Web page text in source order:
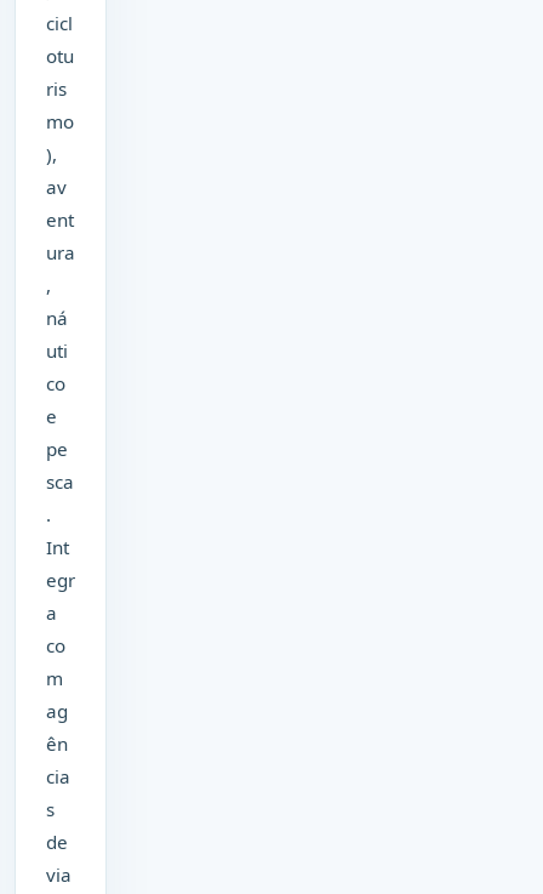
cicl
otu
ris
mo
),
av
ent
ura
,
ná
uti
co
e
pe
sca
.
Int
egr
a
co
m
ag
ên
cia
s
de
via